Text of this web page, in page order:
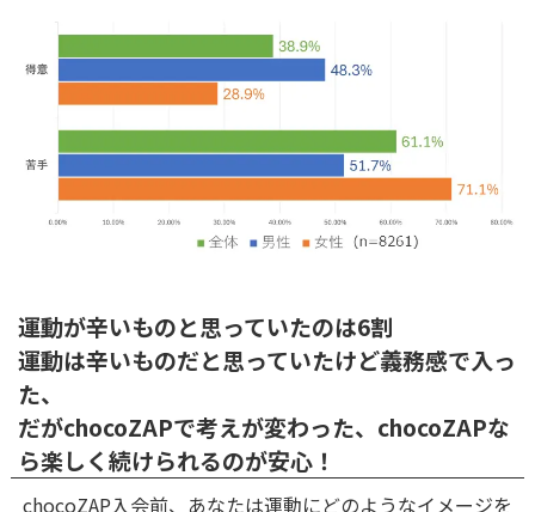
運動が辛いものと思っていたのは6割
運動は辛いものだと思っていたけど義務感で入っ
た、
だがchocoZAPで考えが変わった、chocoZAPな
ら楽しく続けられるのが安心！
chocoZAP入会前、あなたは運動にどのようなイメージを